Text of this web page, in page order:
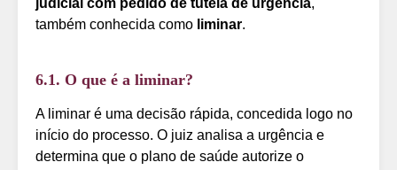
judicial com pedido de tutela de urgência,
também conhecida como liminar.
6.1. O que é a liminar?
A liminar é uma decisão rápida, concedida logo no
início do processo. O juiz analisa a urgência e
determina que o plano de saúde autorize o